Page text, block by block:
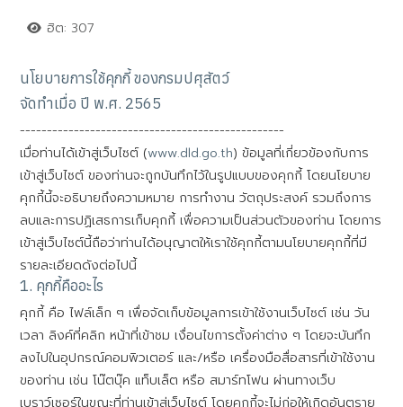
ฮิต: 307
นโยบายการใช้คุกกี้ ของกรมปศุสัตว์
จัดทำเมื่อ ปี พ.ศ. 2565
-------------------------------------------------
เมื่อท่านได้เข้าสู่เว็บไซต์ (www.dld.go.th) ข้อมูลที่เกี่ยวข้องกับการ
เข้าสู่เว็บไซต์ ของท่านจะถูกบันทึกไว้ในรูปแบบของคุกกี้ โดยนโยบาย
คุกกี้นี้จะอธิบายถึงความหมาย การทำงาน วัตถุประสงค์ รวมถึงการ
ลบและการปฏิเสธการเก็บคุกกี้ เพื่อความเป็นส่วนตัวของท่าน โดยการ
เข้าสู่เว็บไซต์นี้ถือว่าท่านได้อนุญาตให้เราใช้คุกกี้ตามนโยบายคุกกี้ที่มี
รายละเอียดดังต่อไปนี้
1. คุกกี้คืออะไร
คุกกี้ คือ ไฟล์เล็ก ๆ เพื่อจัดเก็บข้อมูลการเข้าใช้งานเว็บไซต์ เช่น วัน
เวลา ลิงค์ที่คลิก หน้าที่เข้าชม เงื่อนไขการตั้งค่าต่าง ๆ โดยจะบันทึก
ลงไปในอุปกรณ์คอมพิวเตอร์ และ/หรือ เครื่องมือสื่อสารที่เข้าใช้งาน
ของท่าน เช่น โน๊ตบุ๊ค แท็บเล็ต หรือ สมาร์ทโฟน ผ่านทางเว็บ
เบราว์เซอร์ในขณะที่ท่านเข้าสู่เว็บไซต์ โดยคุกกี้จะไม่ก่อให้เกิดอันตราย